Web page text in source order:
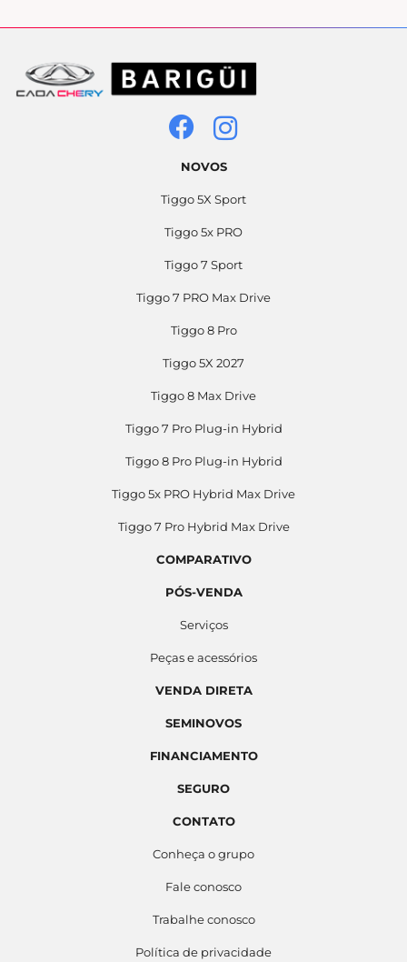
NOVOS
Tiggo 5X Sport
Tiggo 5x PRO
Tiggo 7 Sport
Tiggo 7 PRO Max Drive
Tiggo 8 Pro
Tiggo 5X 2027
Tiggo 8 Max Drive
Tiggo 7 Pro Plug-in Hybrid
Tiggo 8 Pro Plug-in Hybrid
Tiggo 5x PRO Hybrid Max Drive
Tiggo 7 Pro Hybrid Max Drive
COMPARATIVO
PÓS-VENDA
Serviços
Peças e acessórios
VENDA DIRETA
SEMINOVOS
FINANCIAMENTO
SEGURO
CONTATO
Conheça o grupo
Fale conosco
Trabalhe conosco
Política de privacidade